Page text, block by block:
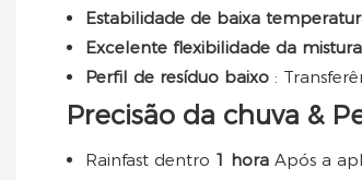
Estabilidade de baixa
Excelente flexibilidade da
Perfil de resíduo baixo :
Precisão da chuva &
Rainfast dentro 1 hora Após a